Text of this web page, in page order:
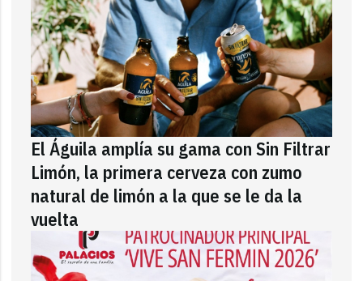
El Águila amplía su gama con Sin Filtrar
Limón, la primera cerveza con zumo
natural de limón a la que se le da la
vuelta